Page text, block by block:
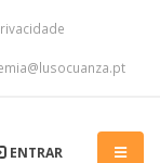
ENTRAR